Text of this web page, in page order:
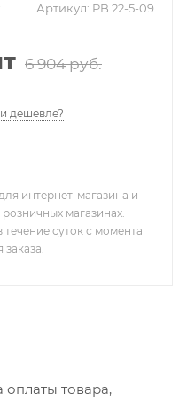
Артикул: PB 22-5-09
6 904руб.
дешевле?
интернет-магазина и
магазинах.
течение суток с момента
оплаты товара,